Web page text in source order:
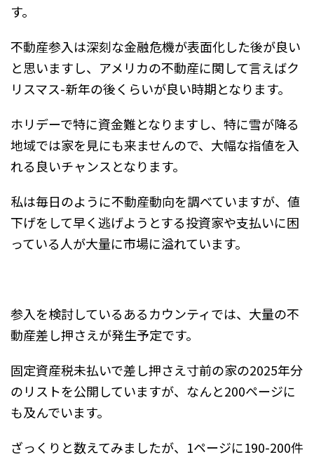
す。
不動産参入は深刻な金融危機が表面化した後が良い
と思いますし、アメリカの不動産に関して言えばク
リスマス-新年の後くらいが良い時期となります。
ホリデーで特に資金難となりますし、特に雪が降る
地域では家を見にも来ませんので、大幅な指値を入
れる良いチャンスとなります。
私は毎日のように不動産動向を調べていますが、値
下げをして早く逃げようとする投資家や支払いに困
っている人が大量に市場に溢れています。
参入を検討しているあるカウンティでは、大量の不
動産差し押さえが発生予定です。
固定資産税未払いで差し押さえ寸前の家の2025年分
のリストを公開していますが、なんと200ページに
も及んでいます。
ざっくりと数えてみましたが、1ページに190-200件